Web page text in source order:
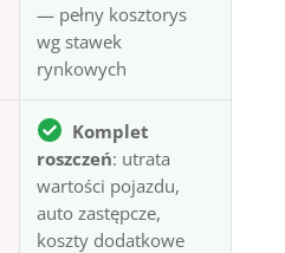
— pełny kosztorys
wg stawek
rynkowych
Komplet
roszczeń: utrata
wartości pojazdu,
auto zastępcze,
koszty dodatkowe